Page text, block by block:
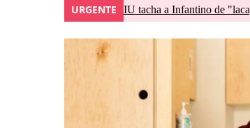
URGENTE IU tacha a Infantino de